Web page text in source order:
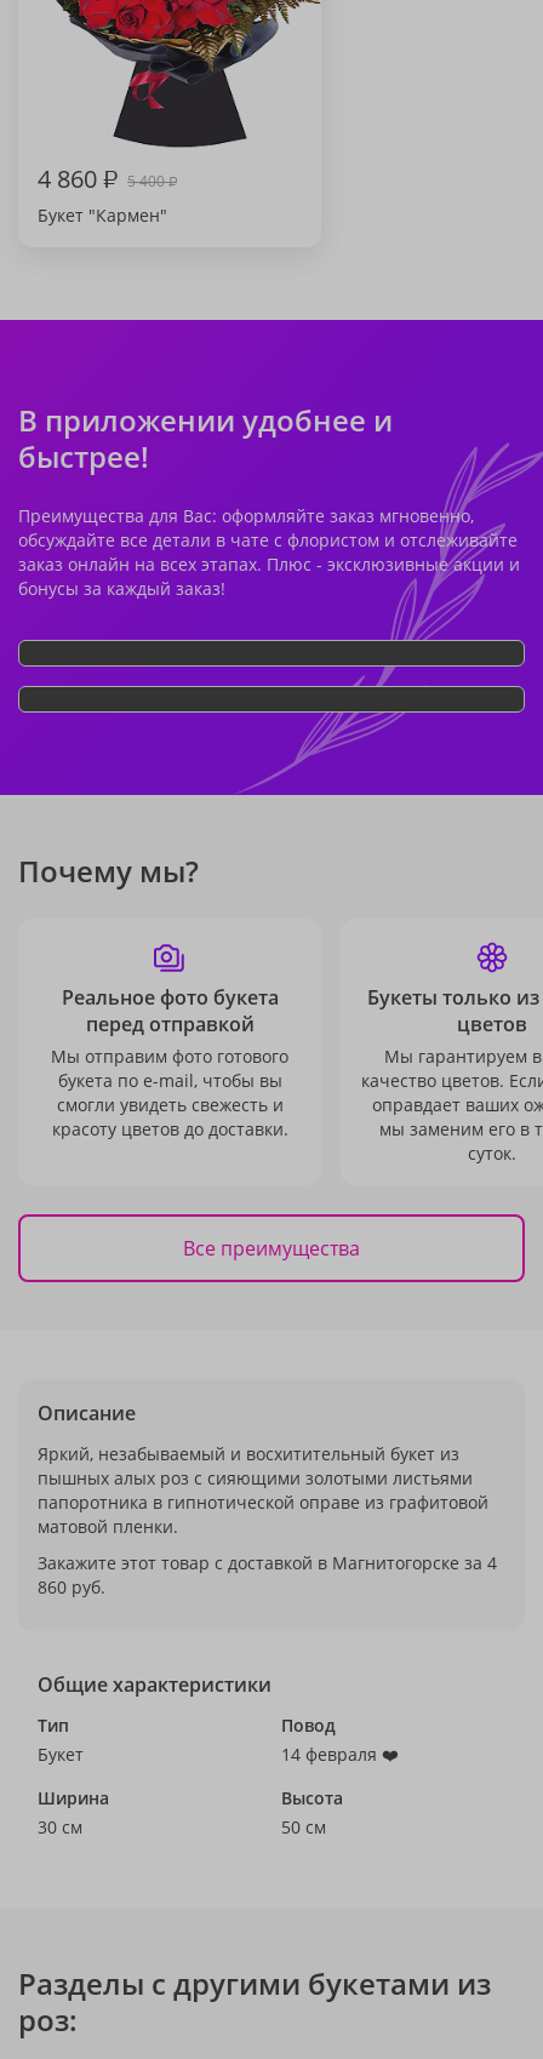
4 860₽ 5 400₽
Букет "Кармен"
В приложении удобнее и
быстрее!
Преимущества для Вас: оформляйте заказ мгновенно,
обсуждайте все детали в чате с флористом и отслеживайте
заказ онлайн на всех этапах. Плюс - эксклюзивные акции и
бонусы за каждый заказ!
Почему мы?
Реальное фото букета
перед отправкой
Мы отправим фото готового
букета по e-mail, чтобы вы
смогли увидеть свежесть и
красоту цветов до доставки.
Букеты только
цветов
Мы гарантируем
качество цветов.
оправдает ваших
мы заменим его в
суток.
Все преимущества
Описание
Яркий, незабываемый и восхитительный букет из
пышных алых роз с сияющими золотыми листьями
папоротника в гипнотической оправе из графитовой
матовой пленки.
Закажите этот товар с доставкой в Магнитогорске за 4
860 руб.
Общие характеристики
Тип
Букет
Повод
14 февраля ❤️
Ширина
30 см
Высота
50 см
Разделы с другими букетами из
роз: